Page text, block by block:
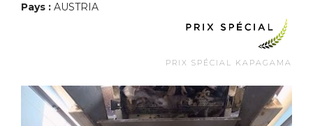
Pays : AUSTRIA
PRIX SPÉCIAL KAPAGAMA